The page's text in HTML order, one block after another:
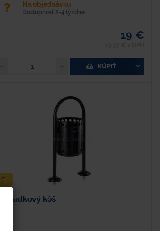
Na objednávku
Dostupnosť 2-4 týždne
19 €
KÚPIŤ
Odpadkový kôš